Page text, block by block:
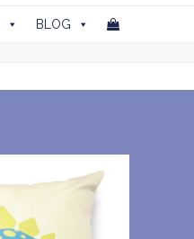
BLOG